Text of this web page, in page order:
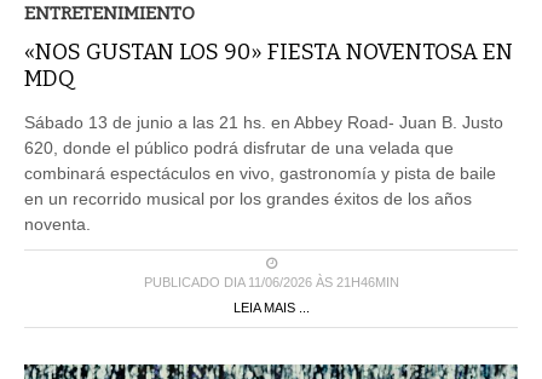
ENTRETENIMIENTO
«NOS GUSTAN LOS 90» FIESTA NOVENTOSA EN
MDQ
Sábado 13 de junio a las 21 hs. en Abbey Road- Juan B. Justo
620, donde el público podrá disfrutar de una velada que
combinará espectáculos en vivo, gastronomía y pista de baile
en un recorrido musical por los grandes éxitos de los años
noventa.
PUBLICADO DIA 11/06/2026 ÀS 21H46MIN
LEIA MAIS ...